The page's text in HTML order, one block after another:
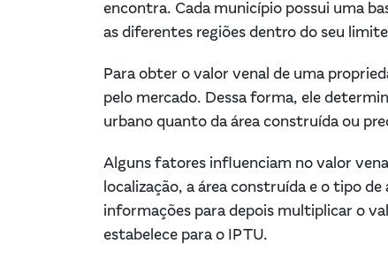
encontra. Cada município possui uma
as diferentes regiões dentro do seu
Para obter o valor venal de uma
pelo mercado. Dessa forma, ele
urbano quanto da área construída ou
Alguns fatores influenciam no valor
localização, a área construída e o tipo
informações para depois multiplicar o
estabelece para o IPTU.